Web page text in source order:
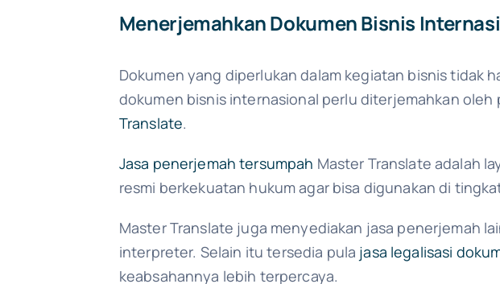
Menerjemahkan Dokumen Bisnis
Dokumen yang diperlukan dalam kegiatan bisnis tidak
dokumen bisnis internasional perlu diterjemahkan
Translate.
Jasa penerjemah tersumpah Master Translate adalah
resmi berkekuatan hukum agar bisa digunakan di
Master Translate juga menyediakan jasa penerjemah
interpreter. Selain itu tersedia pula jasa legalisasi
keabsahannya lebih terpercaya.